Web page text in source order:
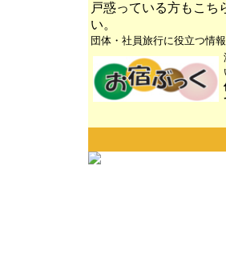
戸惑っている方もこち
い。
団体・社員旅行に役立つ情